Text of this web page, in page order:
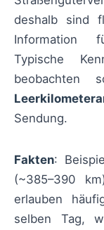
deshalb sind
Information
Typische
beobachten
Sendung.
Fakten:
(~385–390
erlauben
selben Tag,